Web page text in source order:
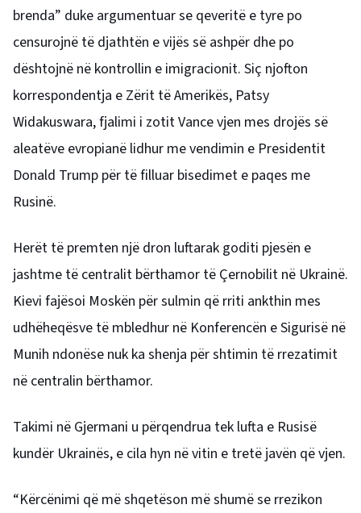
brenda” duke argumentuar se qeveritë e tyre po
censurojnë të djathtën e vijës së ashpër dhe po
dështojnë në kontrollin e imigracionit. Siç njofton
korrespondentja e Zërit të Amerikës, Patsy
Widakuswara, fjalimi i zotit Vance vjen mes drojës së
aleatëve evropianë lidhur me vendimin e Presidentit
Donald Trump për të filluar bisedimet e paqes me
Rusinë.
Herët të premten një dron luftarak goditi pjesën e
jashtme të centralit bërthamor të Çernobilit në Ukrainë.
Kievi fajësoi Moskën për sulmin që rriti ankthin mes
udhëheqësve të mbledhur në Konferencën e Sigurisë në
Munih ndonëse nuk ka shenja për shtimin të rrezatimit
në centralin bërthamor.
Takimi në Gjermani u përqendrua tek lufta e Rusisë
kundër Ukrainës, e cila hyn në vitin e tretë javën që vjen.
“Kërcënimi që më shqetëson më shumë se rrezikon